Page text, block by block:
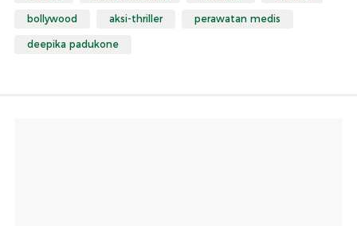
bollywood aksi-thriller perawatan medis
deepika padukone